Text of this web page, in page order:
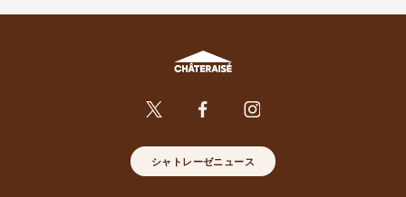
シャトレーゼニュース